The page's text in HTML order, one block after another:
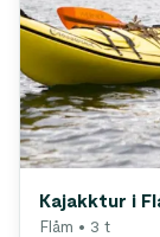
Kajakktur i
Flåm • 3 t